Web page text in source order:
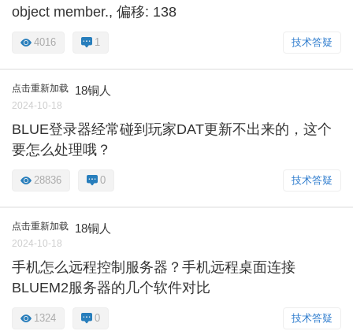
object member., 偏移: 138
技术答疑
4016 1
点击重新加载 18铜人
2024-10-18
BLUE登录器经常碰到玩家DAT更新不出来的，这个
要怎么处理哦？
技术答疑
28836 0
点击重新加载 18铜人
2024-10-18
手机怎么远程控制服务器？手机远程桌面连接
BLUEM2服务器的几个软件对比
技术答疑
1324 0